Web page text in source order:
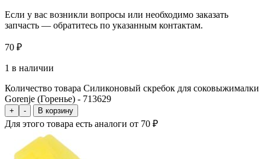
Если у вас возникли вопросы или необходимо заказать
запчасть — обратитесь по указанным контактам.
70 ₽
1 в наличии
Количество товара Силиконовый скребок для соковыжималки
Gorenje (Горенье) - 713629
+ - В корзину
Для этого товара есть аналоги от 70 ₽